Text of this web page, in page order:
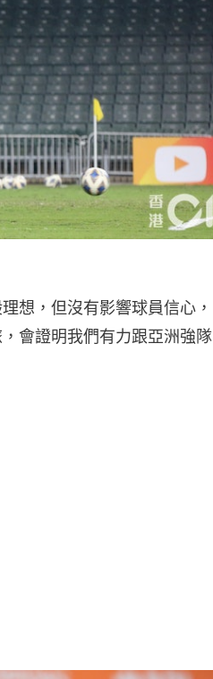
想，但沒有影響球員信心，
會證明我們有力跟亞洲強隊